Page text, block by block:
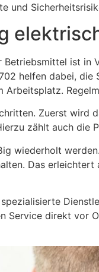
und
Betriebsmittel ist in
helfen dabei,
Zuerst wird
zählt auch die
wiederholt
Das erleichtert
Service direkt vor